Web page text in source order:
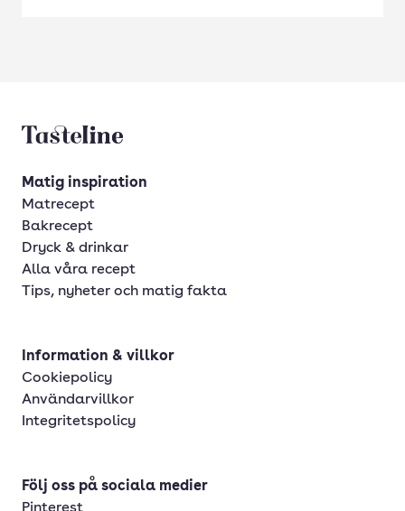
Tasteline startsida
Matig inspiration
Matrecept
Bakrecept
Dryck & drinkar
Alla våra recept
Tips, nyheter och matig fakta
Information & villkor
Cookiepolicy
Användarvillkor
Integritetspolicy
Följ oss på sociala medier